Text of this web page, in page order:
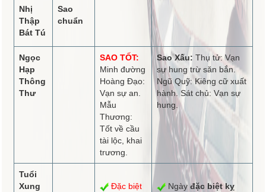
Nhị
Thập
Bát Tú
Sao
chuẩn
Ngọc
Hạp
Thông
Thư
SAO TỐT:
Minh đường
Hoàng Đạo:
Vạn sự an.
Mẫu
Thương:
Tốt về cầu
tài lộc, khai
trương.
Sao Xấu: Thụ tử: Vạn
sự hung trừ săn bắn.
Ngũ Quỹ: Kiêng cữ xuất
hành. Sát chủ: Vạn sự
hung.
Tuổi
Xung
Đặc biệt
Ngàyđặc biệt kỵ